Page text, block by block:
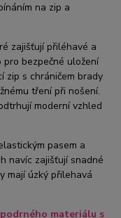
na zip a
zajišťují přiléhavé a
bezpečné uložení
zip s chráničem brady
tření při nošení.
moderní vzhled
pasem a
navíc zajišťují snadné
mají úzký přilehavá
materiálu s